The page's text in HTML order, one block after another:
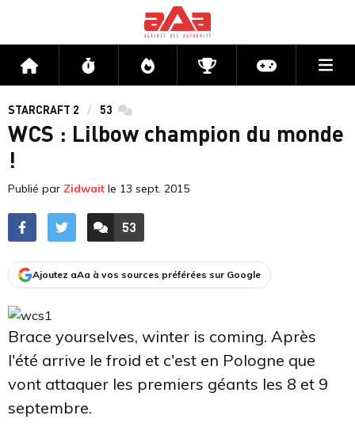
Accueil Flux Directs CompétitionsActu jeux
STARCRAFT 2 53 commentaires
WCS : Lilbow champion du monde
!
Publié par Zidwait le 13 sept. 2015
ACCÉDER AUX
53
COMMENTAIRES
Ajoutez aAa à vos sources préférées sur Google
Brace yourselves, winter is coming. Après
l'été arrive le froid et c'est en Pologne que
vont attaquer les premiers géants les 8 et 9
septembre.